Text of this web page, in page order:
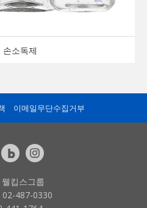
손소독제
이메일무단수집거부
킵스그룹
02-487-0330